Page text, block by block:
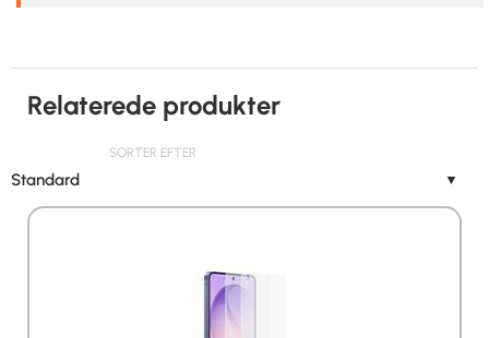
Relaterede produkter
SORTER EFTER
Standard ▼